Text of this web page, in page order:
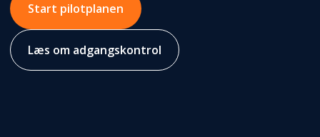
Start pilotplanen
Læs om adgangskontrol